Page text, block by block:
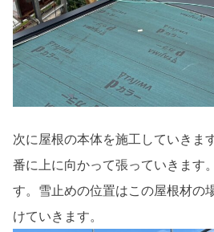
次に屋根の本体を施工していきま
番に上に向かって張っていきます
す。雪止めの位置はこの屋根材の
けていきます。